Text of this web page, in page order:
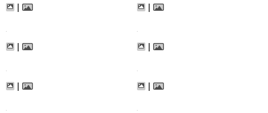
| |
| |
| |